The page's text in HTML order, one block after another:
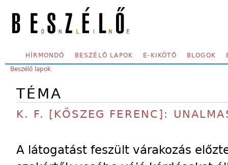
SECONDARY MENU
HÍRMONDÓ BESZÉLŐ LAPOK E-KIKÖTŐ BLOGOK
YOU ARE HERE:
Beszélő lapok
TÉMA
K. F. [KŐSZEG FERENC]:
A látogatást feszült várakozás